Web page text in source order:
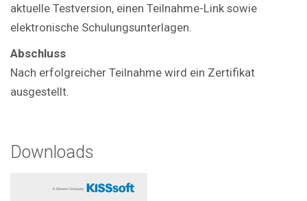
aktuelle Testversion, einen Teilnahme-Link sowie
elektronische Schulungsunterlagen.
Abschluss
Nach erfolgreicher Teilnahme wird ein Zertifikat
ausgestellt.
Downloads